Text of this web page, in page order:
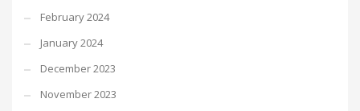
February 2024
January 2024
December 2023
November 2023